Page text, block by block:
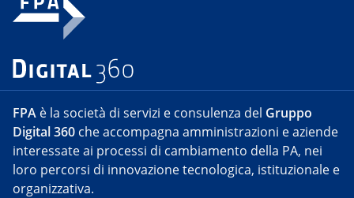
FPA è la società di servizi e consulenza del Gruppo
Digital 360 che accompagna amministrazioni e aziende
interessate ai processi di cambiamento della PA, nei
loro percorsi di innovazione tecnologica, istituzionale e
organizzativa.